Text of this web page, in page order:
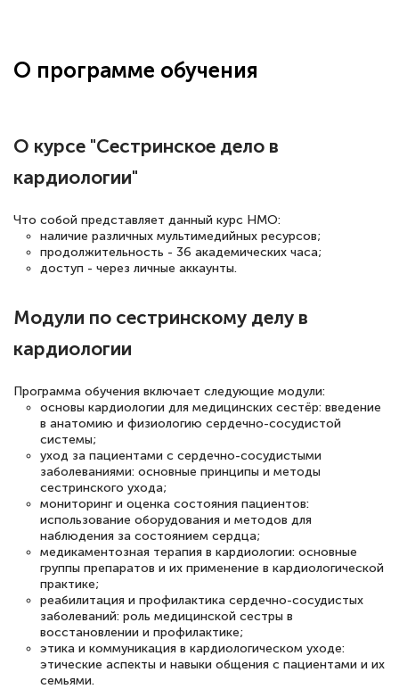
большое количество методических
Знаток города 5 уровня
18 марта 2026
повышения квалификации "Эксперт ЕГЭ по
русскому языку и литературе". Много
подготовиться к тестированию. Это
книги, методические рекомендации,
статьи. Времени на подготовку
достаточно. Курс помогает пройти
аттестацию в школе. Спасибо!
Евгения Коротких
Знаток города 2 уровня
12 марта 2026
Спасибо большое Академии! Грамотное,
О программе обучения
О курсе "Сестринское дело в
кардиологии"
Что собой представляет данный курс НМО:
наличие различных мультимедийных ресурсов;
продолжительность - 36 академических часа;
доступ - через личные аккаунты.
Модули по сестринскому делу в
кардиологии
Программа обучения включает следующие модули:
основы кардиологии для медицинских сестёр: введение
в анатомию и физиологию сердечно-сосудистой
системы;
уход за пациентами с сердечно-сосудистыми
заболеваниями: основные принципы и методы
сестринского ухода;
мониторинг и оценка состояния пациентов:
использование оборудования и методов для
наблюдения за состоянием сердца;
медикаментозная терапия в кардиологии: основные
группы препаратов и их применение в кардиологической
практике;
реабилитация и профилактика сердечно-сосудистых
заболеваний: роль медицинской сестры в
восстановлении и профилактике;
этика и коммуникация в кардиологическом уходе:
этические аспекты и навыки общения с пациентами и их
семьями.